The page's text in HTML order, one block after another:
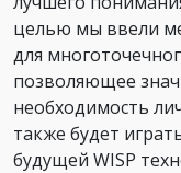
целью мы ввели
для
позволяющее
необходимость
также будет
будущей WISP